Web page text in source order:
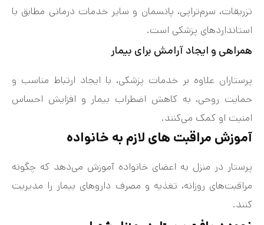
تزریقات، سرم‌تراپی، پانسمان و سایر خدمات درمانی مطابق با
استانداردهای پزشکی است.
همراهی و ایجاد آرامش برای بیمار
پرستاران علاوه بر خدمات پزشکی، با ایجاد ارتباط مناسب و
حمایت روحی، به کاهش اضطراب بیمار و افزایش احساس
امنیت او کمک می‌کنند.
آموزش مراقبت‌ های لازم به خانواده
پرستار در منزل به اعضای خانواده آموزش می‌دهد که چگونه
مراقبت‌های روزانه، تغذیه و مصرف داروهای بیمار را مدیریت
کنند.